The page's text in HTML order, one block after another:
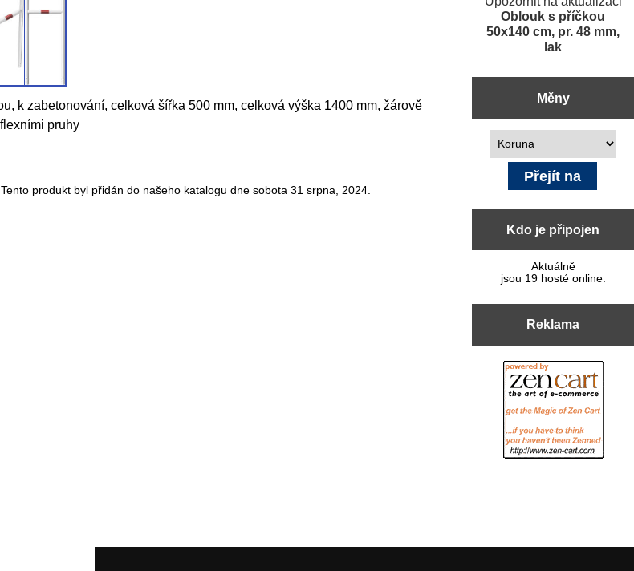
k zabetonování, celková šířka 500 mm, celková výška 1400 mm, žárově
pruhy
Tento produkt byl přidán do našeho katalogu dne sobota 31 srpna, 2024.
Oblouk s příčkou
50x140 cm, pr. 48 mm,
lak
Měny
Kdo je připojen
Aktuálně
jsou 19 hosté online.
Reklama